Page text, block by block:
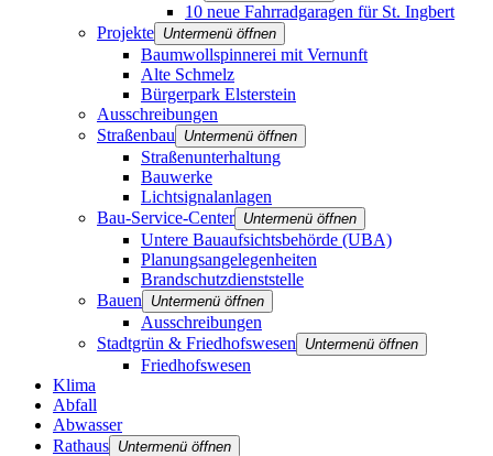
10 neue Fahrradgaragen für St. Ingbert
Projekte Untermenü öffnen
Baumwollspinnerei mit Vernunft
Alte Schmelz
Bürgerpark Elsterstein
Ausschreibungen
Straßenbau
Untermenü öffnen
Straßenunterhaltung
Bauwerke
Lichtsignalanlagen
Bau-Service-Center Untermenü öffnen
Untere Bauaufsichtsbehörde (UBA)
Planungsangelegenheiten
Brandschutz­dienststelle
Bauen
Untermenü öffnen
Ausschreibungen
Stadtgrün & Friedhofswesen
Untermenü öffnen
Friedhofswesen
Klima
Abfall
Abwasser
Rathaus Untermenü öffnen